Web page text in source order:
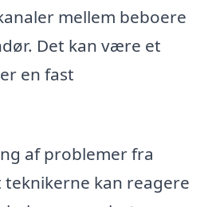
mellem beboere
Det kan være et
en fast
af problemer fra
teknikerne kan reagere